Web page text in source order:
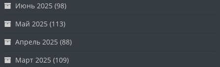
Июнь 2025 (98)
Май 2025 (113)
Апрель 2025 (88)
Март 2025 (109)